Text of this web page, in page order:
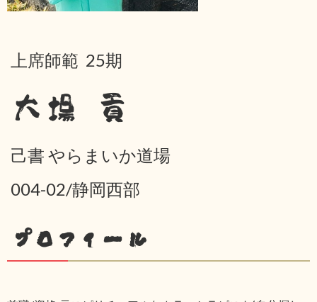
上席師範 25期
大場 貢
己書 やらまいか道場
004-02/静岡西部
プロフィール